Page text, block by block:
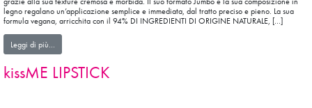
legno regalano un’applicazione semplice e immediata, dal tratto preciso e pieno. La sua
formula vegana, arricchita con il 94% DI INGREDIENTI DI ORIGINE NATURALE, […]
Leggi di più…
kissME LIPSTICK